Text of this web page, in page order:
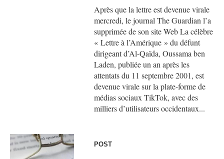
Après que la lettre est devenue virale
mercredi, le journal The Guardian l’a
supprimée de son site Web La célèbre
« Lettre à l’Amérique » du défunt
dirigeant d’Al-Qaïda, Oussama ben
Laden, publiée un an après les
attentats du 11 septembre 2001, est
devenue virale sur la plate-forme de
médias sociaux TikTok, avec des
milliers d’utilisateurs occidentaux...
POST